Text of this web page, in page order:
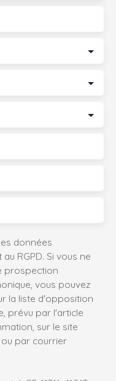
données
RGPD. Si vous ne
prospection
vous pouvez
la liste d'opposition
prévu par l'article
sur le site
par courrier